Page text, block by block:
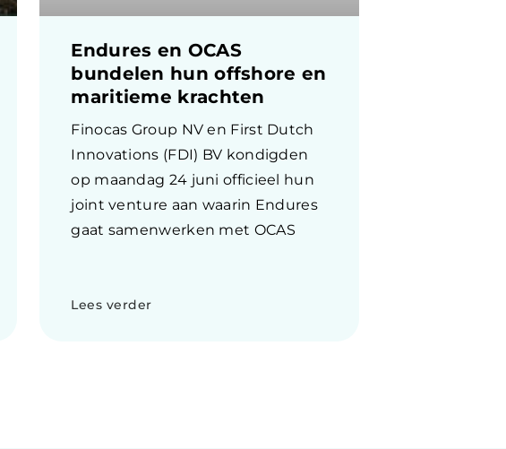
Endures en OCAS
bundelen hun offshore en
maritieme krachten
Finocas Group NV en First Dutch
Innovations (FDI) BV kondigden
op maandag 24 juni officieel hun
joint venture aan waarin Endures
gaat samenwerken met OCAS
Lees verder